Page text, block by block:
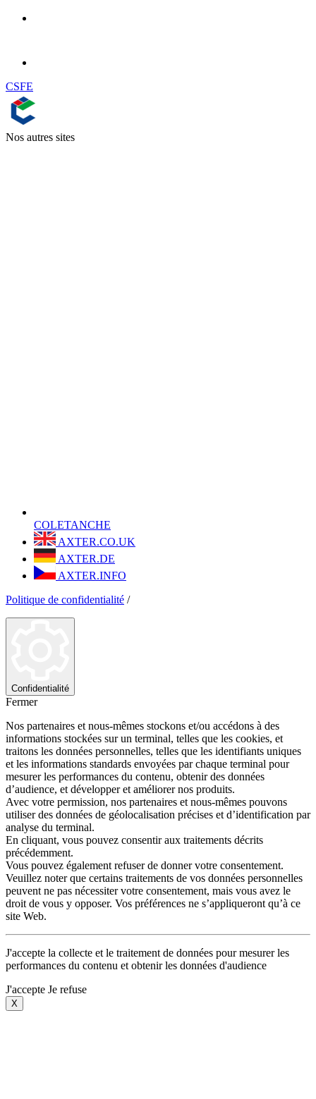
CSFE
Nos autres sites
COLETANCHE
AXTER.CO.UK
AXTER.DE
AXTER.INFO
Politique de confidentialité /
Confidentialité
Fermer
Nos partenaires et nous-mêmes stockons et/ou accédons à des
informations stockées sur un terminal, telles que les cookies, et
traitons les données personnelles, telles que les identifiants uniques
et les informations standards envoyées par chaque terminal pour
mesurer les performances du contenu, obtenir des données
d’audience, et développer et améliorer nos produits.
Avec votre permission, nos partenaires et nous-mêmes pouvons
utiliser des données de géolocalisation précises et d’identification par
analyse du terminal.
En cliquant, vous pouvez consentir aux traitements décrits
précédemment.
Vous pouvez également refuser de donner votre consentement.
Veuillez noter que certains traitements de vos données personnelles
peuvent ne pas nécessiter votre consentement, mais vous avez le
droit de vous y opposer. Vos préférences ne s’appliqueront qu’à ce
site Web.
J'accepte la collecte et le traitement de données pour mesurer les
performances du contenu et obtenir les données d'audience
J'accepte Je refuse
X